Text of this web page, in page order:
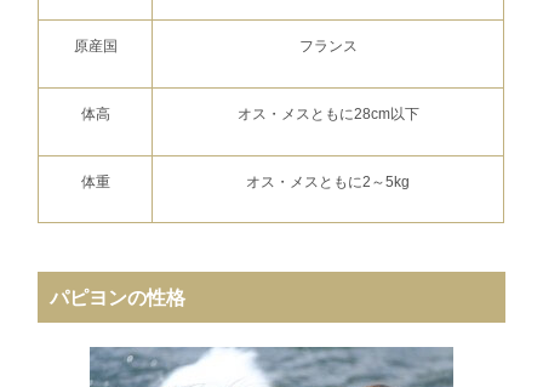
原産国 フランス
体高 オス・メスともに28cm以下
体重 オス・メスともに2～5kg
パピヨンの性格